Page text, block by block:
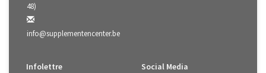
48)
info@supplementencenter.be
Infolettre Social Media